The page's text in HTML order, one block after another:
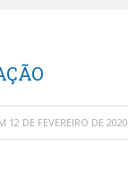
12 DE FEVEREIRO DE 2020